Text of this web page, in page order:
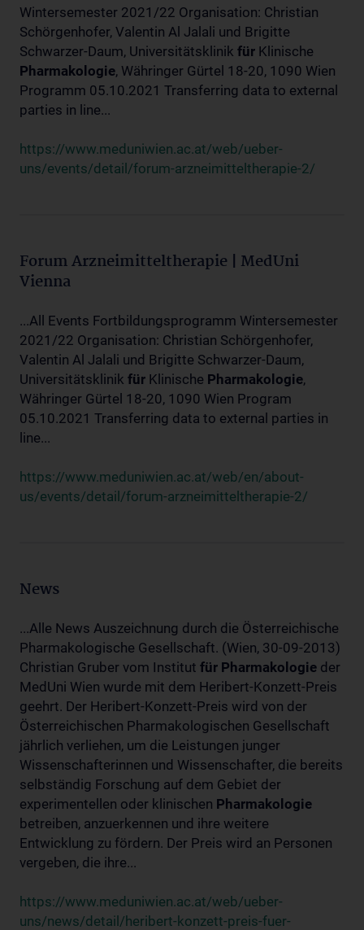
Wintersemester 2021/22 Organisation: Christian
Schörgenhofer, Valentin Al Jalali und Brigitte
Schwarzer-Daum, Universitätsklinik für Klinische
Pharmakologie, Währinger Gürtel 18-20, 1090 Wien
Programm 05.10.2021 Transferring data to external
parties in line...
https://www.meduniwien.ac.at/web/ueber-
uns/events/detail/forum-arzneimitteltherapie-2/
Forum Arzneimitteltherapie | MedUni
Vienna
...All Events Fortbildungsprogramm Wintersemester
2021/22 Organisation: Christian Schörgenhofer,
Valentin Al Jalali und Brigitte Schwarzer-Daum,
Universitätsklinik für Klinische Pharmakologie,
Währinger Gürtel 18-20, 1090 Wien Program
05.10.2021 Transferring data to external parties in
line...
https://www.meduniwien.ac.at/web/en/about-
us/events/detail/forum-arzneimitteltherapie-2/
News
...Alle News Auszeichnung durch die Österreichische
Pharmakologische Gesellschaft. (Wien, 30-09-2013)
Christian Gruber vom Institut für Pharmakologie der
MedUni Wien wurde mit dem Heribert-Konzett-Preis
geehrt. Der Heribert-Konzett-Preis wird von der
Österreichischen Pharmakologischen Gesellschaft
jährlich verliehen, um die Leistungen junger
Wissenschafterinnen und Wissenschafter, die bereits
selbständig Forschung auf dem Gebiet der
experimentellen oder klinischen Pharmakologie
betreiben, anzuerkennen und ihre weitere
Entwicklung zu fördern. Der Preis wird an Personen
vergeben, die ihre...
https://www.meduniwien.ac.at/web/ueber-
uns/news/detail/heribert-konzett-preis-fuer-